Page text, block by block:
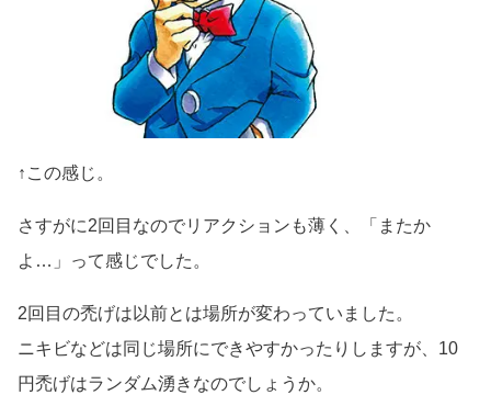
↑この感じ。
さすがに2回目なのでリアクションも薄く、「またか
よ…」って感じでした。
2回目の禿げは以前とは場所が変わっていました。
ニキビなどは同じ場所にできやすかったりしますが、10
円禿げはランダム湧きなのでしょうか。